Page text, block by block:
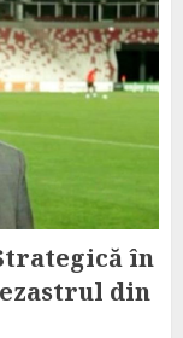
în
din